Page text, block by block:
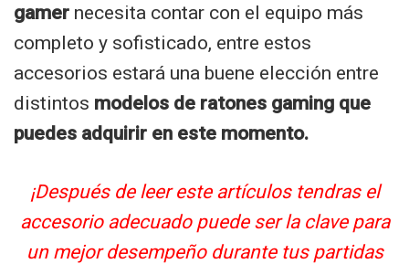
gamer necesita contar con el equipo más
completo y sofisticado, entre estos
accesorios estará una buene elección entre
distintos modelos de ratones gaming que
puedes adquirir en este momento.
¡Después de leer este artículos tendras el
accesorio adecuado puede ser la clave para
un mejor desempeño durante tus partidas